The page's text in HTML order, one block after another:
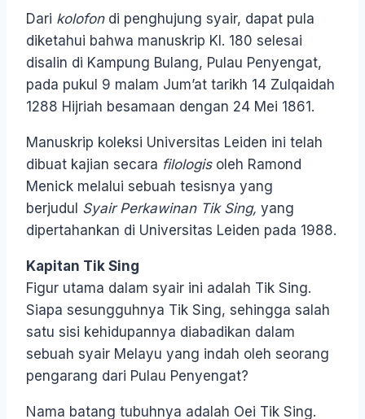
Dari kolofondi penghujung syair, dapat pula
diketahui bahwa manuskrip KI. 180 selesai
disalin di Kampung Bulang, Pulau Penyengat,
pada pukul 9 malam Jum’at tarikh 14 Zulqaidah
1288 Hijriah besamaan dengan 24 Mei 1861.
Manuskrip koleksi Universitas Leiden ini telah
dibuat kajian secara filologisoleh Ramond
Menick melalui sebuah tesisnya yang
berjudul Syair Perkawinan Tik Sing, yang
dipertahankan di Universitas Leiden pada 1988.
Kapitan Tik Sing
Figur utama dalam syair ini adalah Tik Sing.
Siapa sesungguhnya Tik Sing, sehingga salah
satu sisi kehidupannya diabadikan dalam
sebuah syair Melayu yang indah oleh seorang
pengarang dari Pulau Penyengat?
Nama batang tubuhnya adalah Oei Tik Sing.